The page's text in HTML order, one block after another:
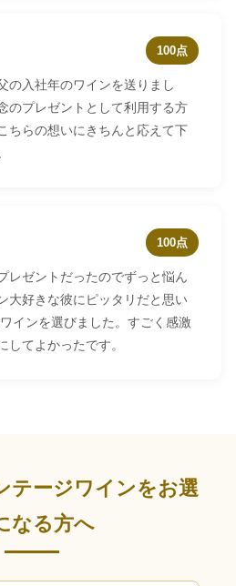
100点
の入社年のワインを送りまし
のプレゼントとして利用する方
ちらの想いにきちんと応えて下
100点
レゼントだったのでずっと悩ん
大好きな彼にピッタリだと思い
インを選びました。すごく感激
してよかったです。
テージワインをお選
なる方へ